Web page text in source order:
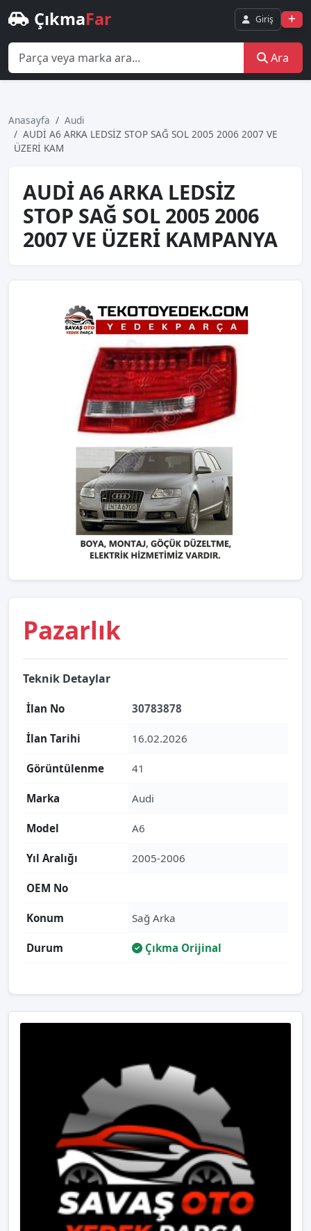
ÇıkmaFar Giriş
Ara
Anasayfa
Audi
AUDİ A6 ARKA LEDSİZ STOP SAĞ SOL 2005 2006 2007 VE
ÜZERİ KAM
AUDİ A6 ARKA LEDSİZ
STOP SAĞ SOL 2005 2006
2007 VE ÜZERİ KAMPANYA
Pazarlık
Teknik Detaylar
İlan No 30783878
İlan Tarihi 16.02.2026
Görüntülenme 41
Marka Audi
Model A6
Yıl Aralığı 2005-2006
OEM No
Konum Sağ Arka
Durum Çıkma Orijinal